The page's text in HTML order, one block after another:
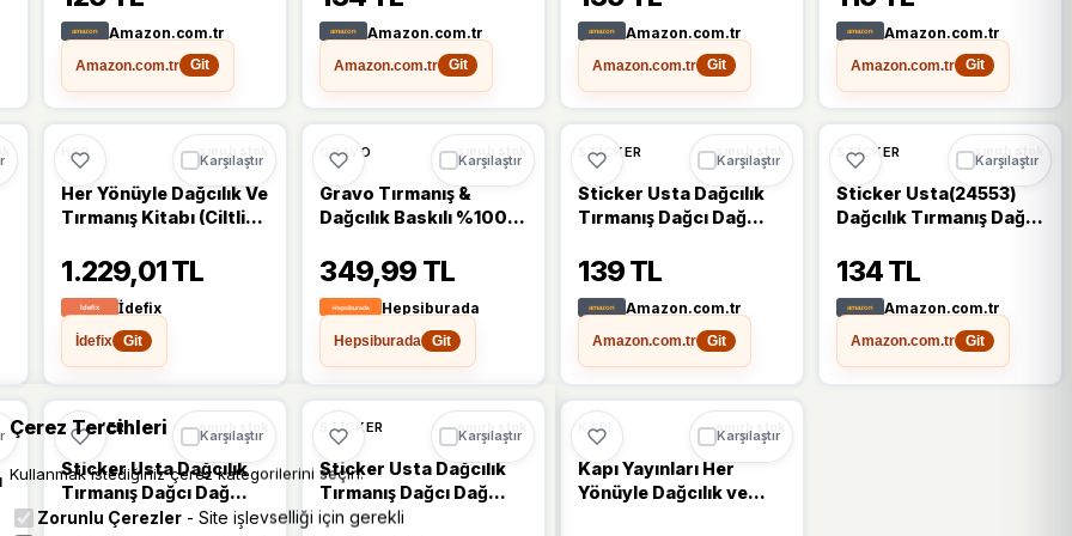
Amazon.com.tr
Amazon.com.tr
Git
Amazon.com.tr
Amazon.com.tr
Git
Amazon.com.tr
Amazon.com.tr
Git
Amazon.com.tr
Amazon.com.tr
Git
Karşılaştır
HER sınırlı stok
Her Yönüyle Dağcılık Ve
Tırmanış Kitabı (Ciltli)
1.229,01 TL
İdefix
İdefix
Git
Karşılaştır
GRAVO sınırlı stok
Gravo Tırmanış &
Dağcılık Baskılı %100
Beyaz
349,99 TL
Hepsiburada
Hepsiburada
Git
Karşılaştır
STICKER sınırlı stok
Sticker Usta Dağcılık
Tırmanış Dağcı Dağ
00547 Kırmızı 30 x 28
139 TL
Amazon.com.tr
Amazon.com.tr
Git
Karşılaştır
STICKER sınırlı stok
Sticker Usta(24553)
Dağcılık Tırmanış Dağcı
Sticker 00547 Kırmızı
134 TL
Amazon.com.tr
Amazon.com.tr
Git
Karşılaştır
STICKER sınırlı stok
Sticker Usta Dağcılık
Tırmanış Dağcı Dağ
Doğa Natural Sticker
Karşılaştır
STICKER sınırlı stok
Sticker Usta Dağcılık
Tırmanış Dağcı Dağ
Doğa Natural Sticker
Karşılaştır
KAPI sınırlı stok
Kapı Yayınları Her
Yönüyle Dağcılık ve
Çerez Tercihleri
Kullanmak istediğiniz çerez kategorilerini seçin.
Zorunlu Çerezler - Site işlevselliği için gerekli